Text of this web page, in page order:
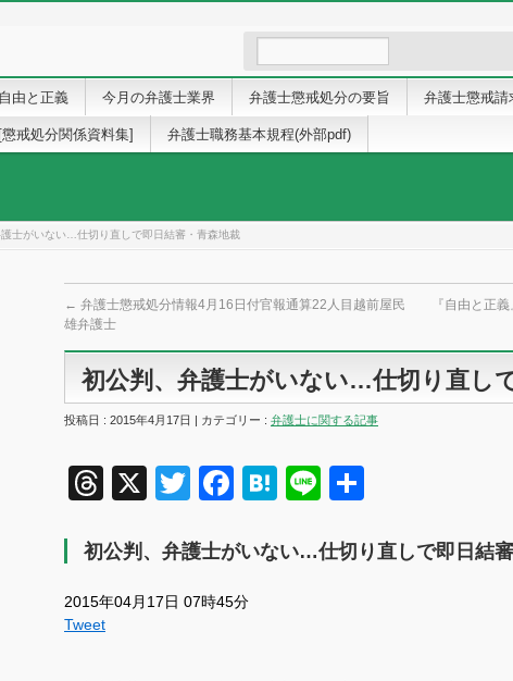
自由と正義 今月の弁護士業界 弁護士懲戒処分の要旨 弁護士懲戒請
[懲戒処分関係資料集] 弁護士職務基本規程(外部pdf)
士がいない…仕切り直しで即日結審・青森地裁
← 弁護士懲戒処分情報4月16日付官報通算22人目越前屋民
雄弁護士
『自由と正
初公判、弁護士がいない…仕切り直し
投稿日 : 2015年4月17日 | カテゴリー : 弁護士に関する記事
Threads
X TwitterFacebook
Hatena
Line
初公判、弁護士がいない…仕切り直しで即日結審
2015年04月17日 07時45分
Tweet